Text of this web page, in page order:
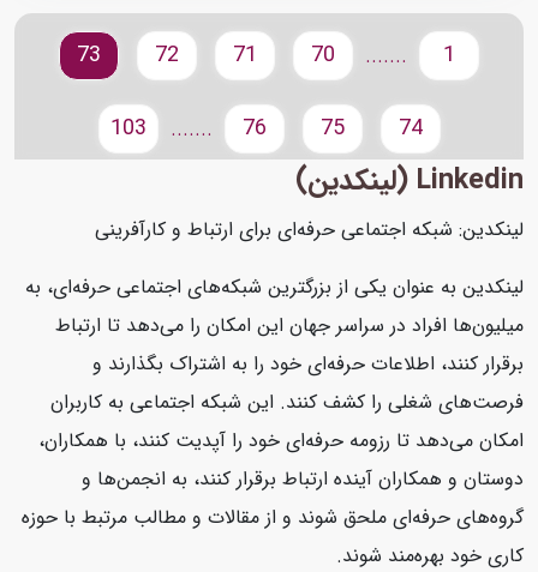
.......
70
71
72
73
74
75
76
.......
103
Linkedin (لینکدین)
لینکدین: شبکه اجتماعی حرفه‌ای برای ارتباط و کارآفرینی
لینکدین به عنوان یکی از بزرگترین شبکه‌های اجتماعی حرفه‌ای، به
میلیون‌ها افراد در سراسر جهان این امکان را می‌دهد تا ارتباط
برقرار کنند، اطلاعات حرفه‌ای خود را به اشتراک بگذارند و
فرصت‌های شغلی را کشف کنند. این شبکه اجتماعی به کاربران
امکان می‌دهد تا رزومه حرفه‌ای خود را آپدیت کنند، با همکاران،
دوستان و همکاران آینده ارتباط برقرار کنند، به انجمن‌ها و
گروه‌های حرفه‌ای ملحق شوند و از مقالات و مطالب مرتبط با حوزه
کاری خود بهره‌مند شوند.